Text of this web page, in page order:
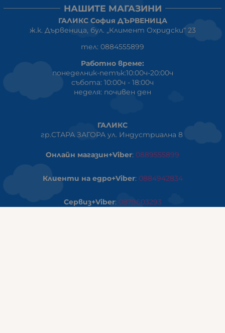
НАШИТЕ МАГАЗИНИ
ГАЛИКС София ДЪРВЕНИЦА
ж.к. Дървеница, бул. „Климент Охридски“ 23
тел: 0884555899
Работно време:
понеделник-петък:10:00ч-20:00ч
събота: 10:00ч - 18:00ч
неделя: почивен ден
ГАЛИКС
гр.СТАРА ЗАГОРА ул. Индустриална 8
Онлайн магазин+Viber: 0889555899
Клиенти на едро+Viber: 0884942834
Сервиз+Viber: 0879603293